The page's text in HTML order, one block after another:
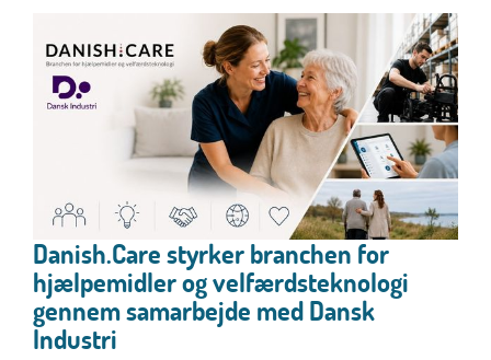
Danish.Care styrker branchen for
hjælpemidler og velfærdsteknologi
gennem samarbejde med Dansk
Industri